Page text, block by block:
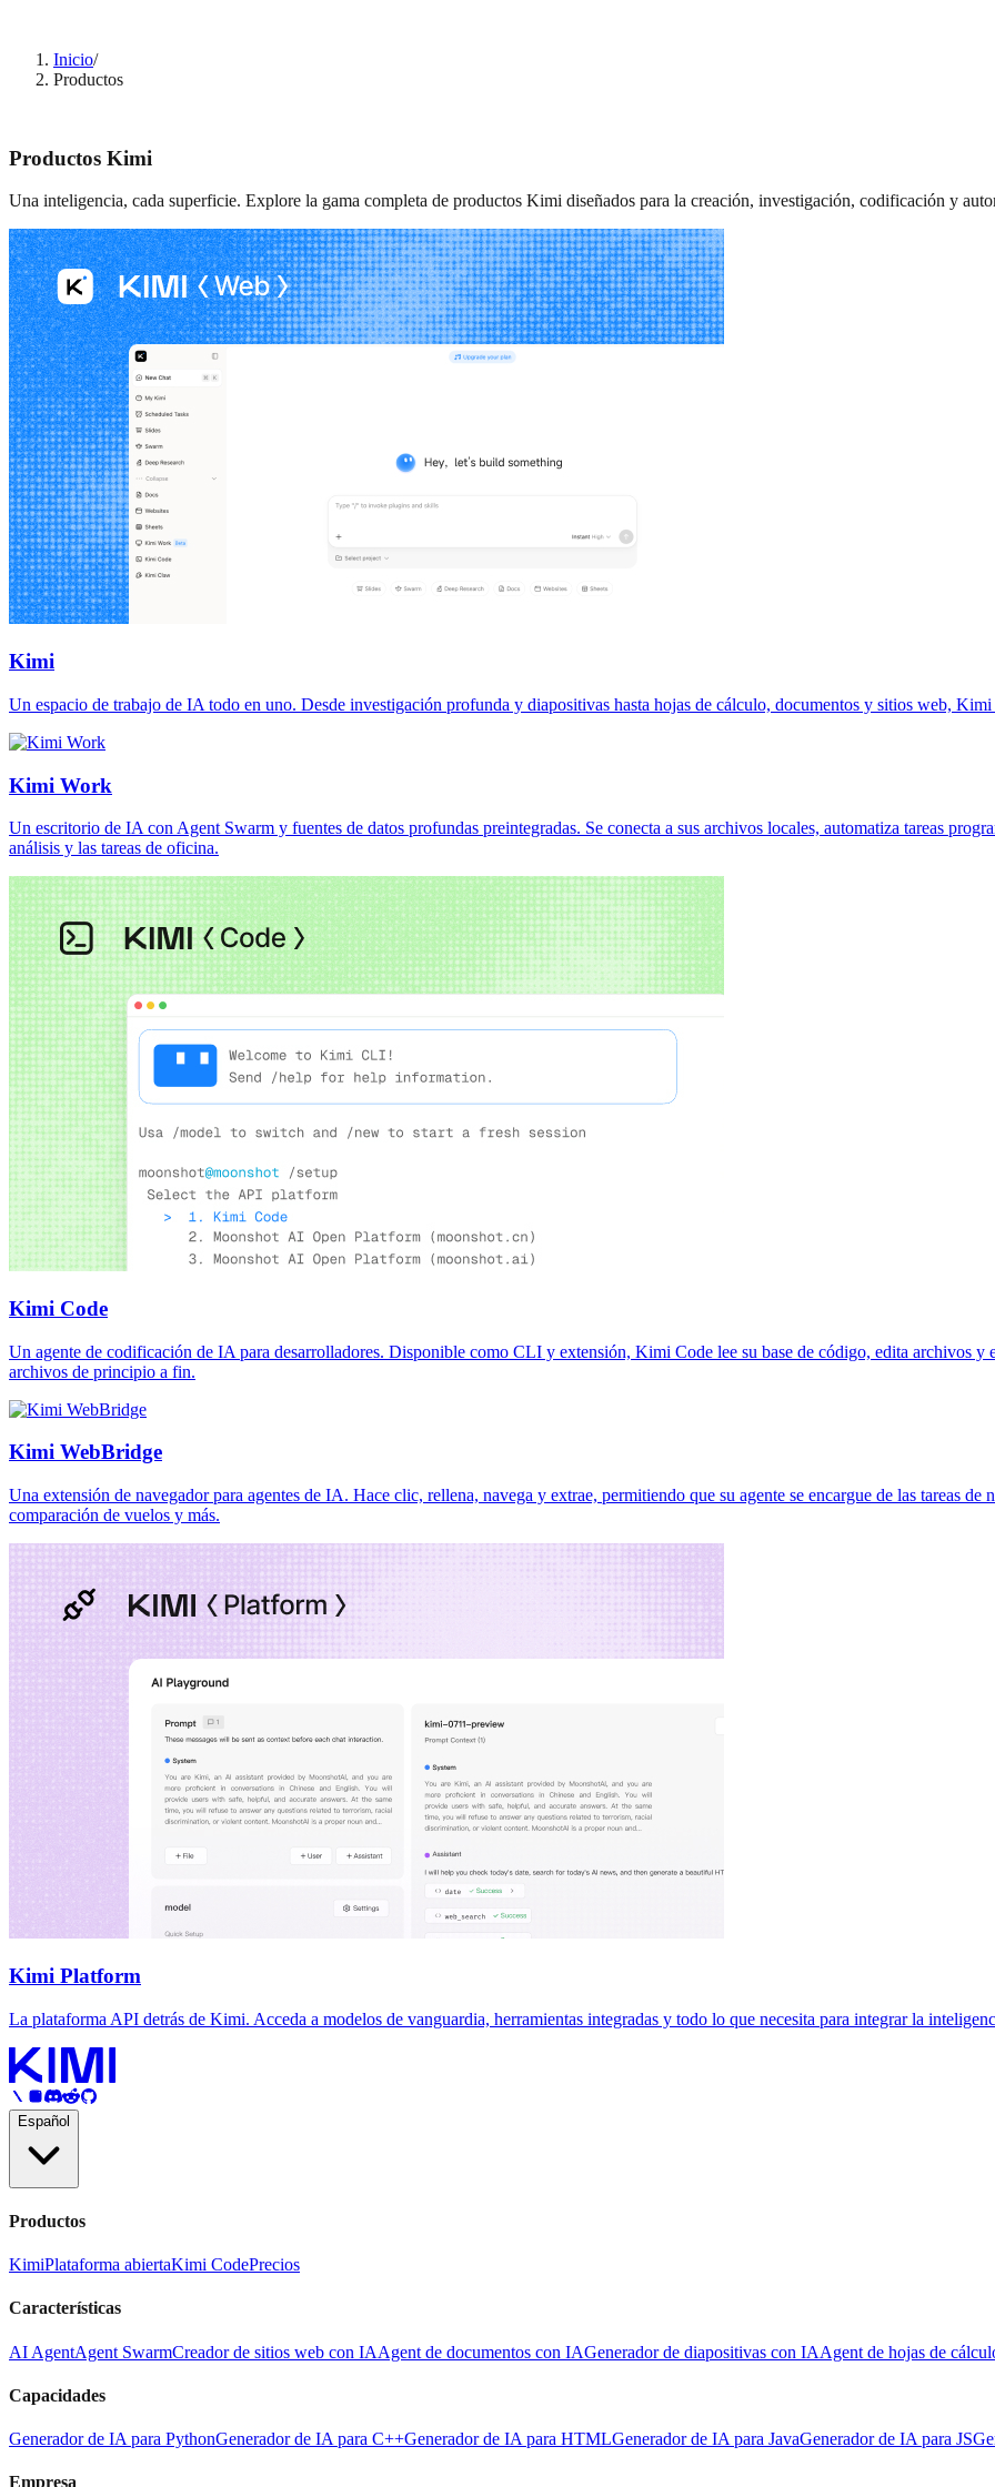
Inicio/
Productos
Productos Kimi
Una inteligencia, cada superficie. Explore la gama completa de productos Kimi diseñados para la creación, investigación, codificación y
Kimi
Un espacio de trabajo de IA todo en uno. Desde investigación profunda y diapositivas hasta hojas de cálculo, documentos y sitios web, Kimi
Kimi Work
Un escritorio de IA con Agent Swarm y fuentes de datos profundas preintegradas. Se conecta a sus archivos locales, automatiza tareas
análisis y las tareas de oficina.
Kimi Code
Un agente de codificación de IA para desarrolladores. Disponible como CLI y extensión, Kimi Code lee su base de código, edita archivos y
archivos de principio a fin.
Kimi WebBridge
Una extensión de navegador para agentes de IA. Hace clic, rellena, navega y extrae, permitiendo que su agente se encargue de las tareas
comparación de vuelos y más.
Kimi Platform
La plataforma API detrás de Kimi. Acceda a modelos de vanguardia, herramientas integradas y todo lo que necesita para integrar la
Español
Productos
KimiPlataforma abiertaKimi CodePrecios
Características
AI AgentAgent SwarmCreador de sitios web con IAAgent de documentos con IAGenerador de diapositivas con IAAgent de hojas de
Capacidades
Generador de IA para PythonGenerador de IA para C++Generador de IA para HTMLGenerador de IA para JavaGenerador de IA para JS
Empresa